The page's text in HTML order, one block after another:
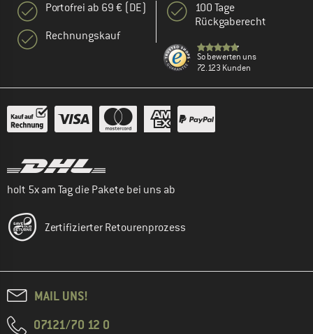
Portofrei ab 69 € (DE)
Rechnungskauf
100 Tage
Rückgaberecht
So bewerten uns
72.123 Kunden
holt 5x am Tag die Pakete bei uns ab
Zertifizierter Retourenprozess
MAIL UNS!
07121/70 12 0